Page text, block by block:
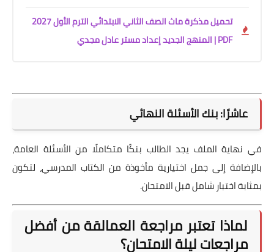
تحميل مذكرة ماث الصف الثاني الابتدائي الترم الأول 2027
PDF | المنهج الجديد إعداد مستر عادل مجدي
عاشرًا: بنك الأسئلة النهائي
في نهاية الملف يجد الطالب بنكًا متكاملًا من الأسئلة العامة،
بالإضافة إلى جمل اختيارية مأخوذة من الكتاب المدرسي، لتكون
بمثابة اختبار شامل قبل الامتحان.
لماذا تعتبر مراجعة العمالقة من أفضل
مراجعات ليلة الامتحان؟